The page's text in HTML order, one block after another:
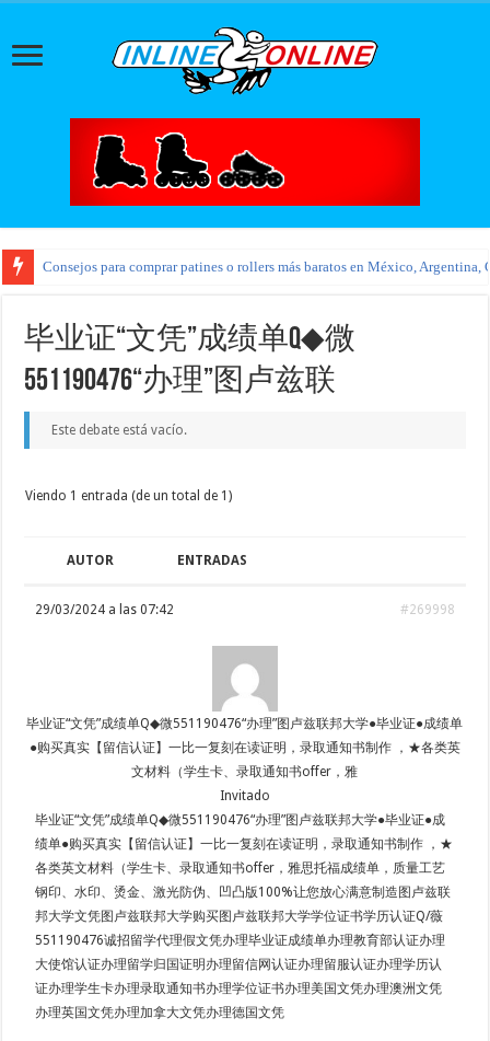
Consejos para comprar patines o rollers más baratos en México, Argentina,
毕业证“文凭”成绩单Q◆微
551190476“办理”图卢兹联
Este debate está vacío.
Viendo 1 entrada (de un total de 1)
AUTOR ENTRADAS
29/03/2024 a las 07:42 #269998
毕业证“文凭”成绩单Q◆微551190476“办理”图卢兹联邦大学●毕业证●成绩单
●购买真实【留信认证】一比一复刻在读证明，录取通知书制作 ，★各类英
文材料（学生卡、录取通知书offer，雅
Invitado
毕业证“文凭”成绩单Q◆微551190476“办理”图卢兹联邦大学●毕业证●成
绩单●购买真实【留信认证】一比一复刻在读证明，录取通知书制作 ，★
各类英文材料（学生卡、录取通知书offer，雅思托福成绩单，质量工艺
钢印、水印、烫金、激光防伪、凹凸版100%让您放心满意制造图卢兹联
邦大学文凭图卢兹联邦大学购买图卢兹联邦大学学位证书学历认证Q/薇
551190476诚招留学代理假文凭办理毕业证成绩单办理教育部认证办理
大使馆认证办理留学归国证明办理留信网认证办理留服认证办理学历认
证办理学生卡办理录取通知书办理学位证书办理美国文凭办理澳洲文凭
办理英国文凭办理加拿大文凭办理德国文凭